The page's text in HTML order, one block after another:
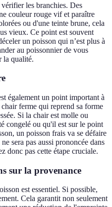
vérifier les branchies. Des
couleur rouge vif et paraître
ou d'une teinte brune, cela
vieux. Ce point est souvent
un poisson qui n’est plus à
au poissonnier de vous
la qualité.
également un point important à
ferme qui reprend sa forme
Si la chair est molle ou
congelé ou qu'il est sur le point
un poisson frais va se défaire
sera pas aussi prononcée dans
donc pas cette étape cruciale.
sur la provenance
est essentiel. Si possible,
Cela garantit non seulement